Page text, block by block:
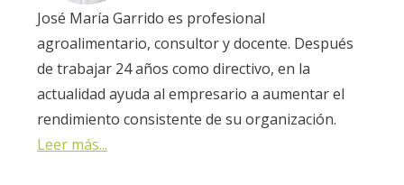
José María Garrido es profesional
agroalimentario, consultor y docente. Después
de trabajar 24 años como directivo, en la
actualidad ayuda al empresario a aumentar el
rendimiento consistente de su organización.
Leer más...